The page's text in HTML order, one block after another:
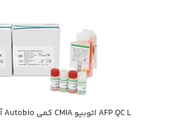
AFP QC L اتوبيو CMIA كمي Autobio آلفافتوپروتئين